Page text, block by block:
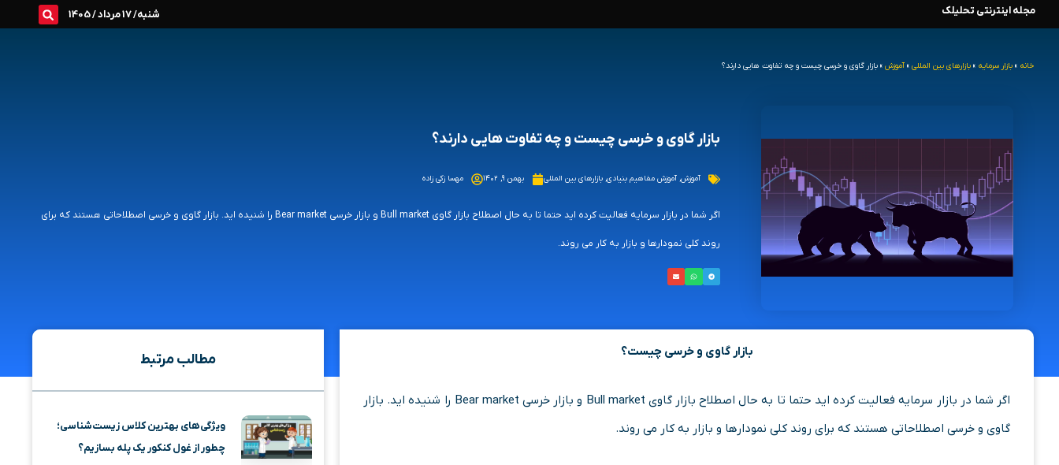
محتوا
مجله اینترنتی تحلیلک شنبه/ 17 مرداد / 1405
خانه » بازار سرمایه » بازارهای بین المللی » آموزش » بازار گاوی و خرسی چیست و چه تفاوت هایی دارند؟
بازار گاوی و خرسی چیست و چه تفاوت هایی دارند؟
آموزش, آموزش مفاهیم بنیادی, بازارهای بین المللی بهمن ۹, ۱۴۰۲ مهسا زکی زاده
اگر شما در بازار سرمایه فعالیت کرده اید حتما تا به حال اصطلاح بازار گاوی Bull market و بازار خرسی Bear market را شنیده اید. بازار گاوی و خرسی اصطلاحاتی هستند که برای
روند کلی نمودارها و بازار به کار می روند.
بازار گاوی و خرسی چیست؟
اگر شما در بازار سرمایه فعالیت کرده اید حتما تا به حال اصطلاح بازار گاوی Bull market و بازار خرسی Bear market را شنیده اید. بازار
گاوی و خرسی اصطلاحاتی هستند که برای روند کلی نمودارها و بازار به کار می روند.
مطالب مرتبط
ویژگی‌های بهترین کلاس زیست‌شناسی؛
چطور از غول کنکور یک پله بسازیم؟